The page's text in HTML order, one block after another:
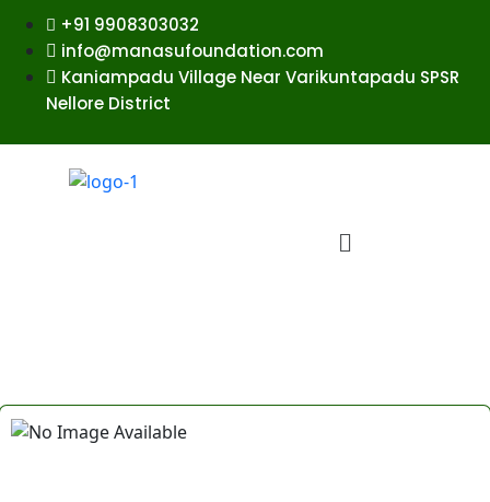
+91 9908303032
info@manasufoundation.com
Kaniampadu Village Near Varikuntapadu SPSR
Nellore District